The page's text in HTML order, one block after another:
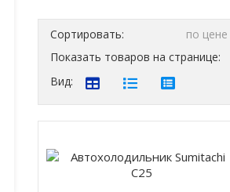
Сортировать: по цене
Показать товаров на странице:
Вид: